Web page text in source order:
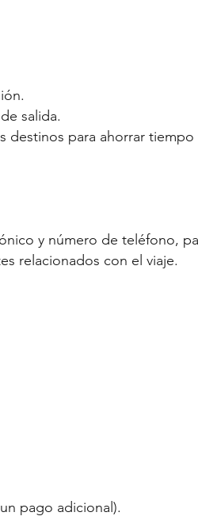
salida.
destinos para ahorrar tiempo
y número de teléfono,
relacionados con el viaje.
pago adicional).